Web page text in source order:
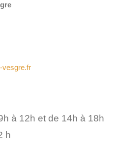
vesgre.fr
à 12h et de 14h à 18h
h